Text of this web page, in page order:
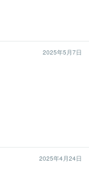
2025年5月7日
2025年4月24日